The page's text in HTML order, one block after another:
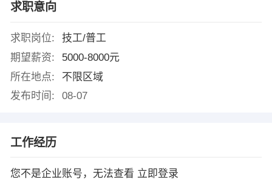
求职意向
求职岗位:
技工/普工
期望薪资:
5000-8000元
所在地点:
不限区域
发布时间:
08-07
工作经历
您不是企业账号，无法查看 立即登录